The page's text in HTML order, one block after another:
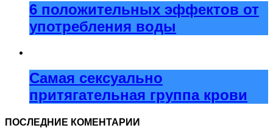
6 положительных эффектов от
употребления воды
Самая сексуально
притягательная группа крови
ПОСЛЕДНИЕ КОМЕНТАРИИ